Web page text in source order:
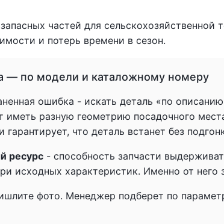
частей для сельскохозяйственной
и потерь времени в сезон.
— по модели и каталожному номеру
ошибка - искать деталь «по
иметь разную геометрию посадочного
что деталь встанет без
ресурс - способность запчасти
исходных характеристик. Именно от
фото. Менеджер подберет по